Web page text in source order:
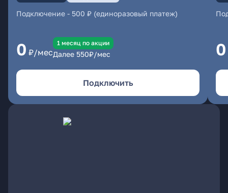
Подключение - 500 ₽ (единоразовый платеж)
0 ₽/мес
1 месяц по акции
Далее 550₽/мес
Подключить
0